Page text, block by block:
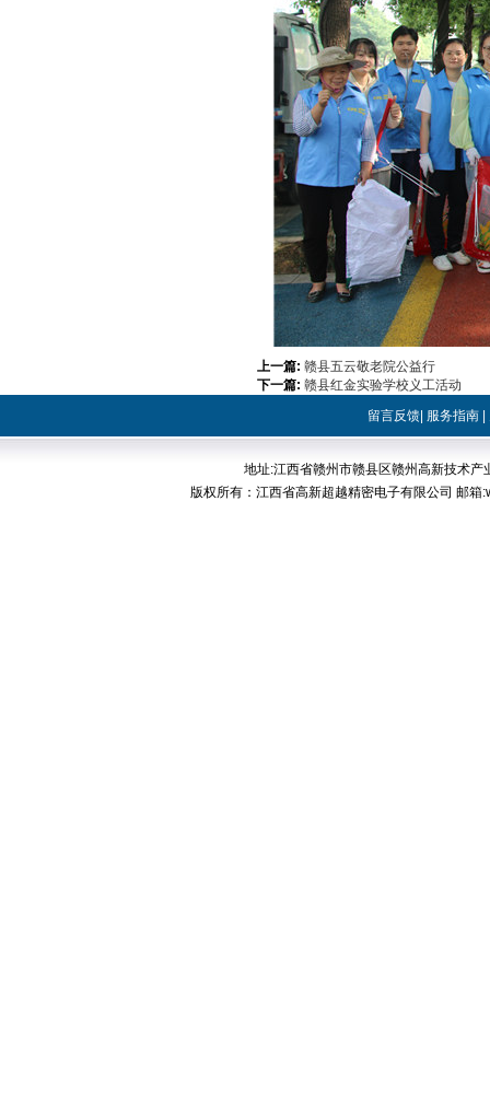
上一篇: 赣县五云敬老院公益行
下一篇: 赣县红金实验学校义工活动
留言反馈 服务指南
地址:江西省赣州市赣县区赣州高新技术
版权所有：江西省高新超越精密电子有限公司 邮